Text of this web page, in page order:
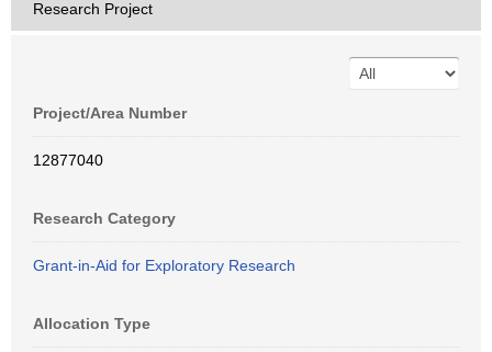
Research Project
Project/Area Number
12877040
Research Category
Grant-in-Aid for Exploratory Research
Allocation Type